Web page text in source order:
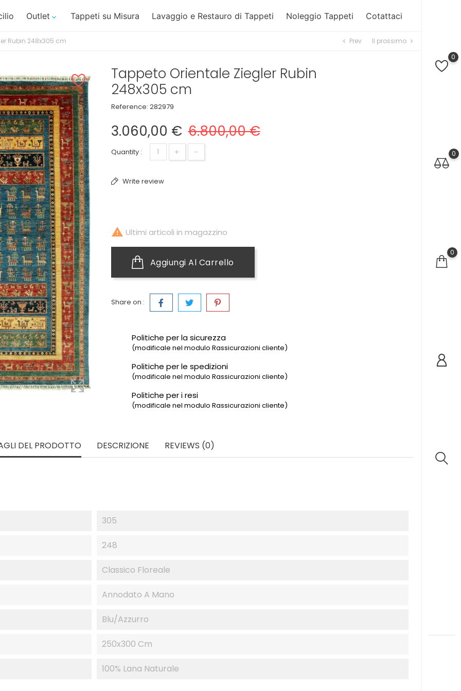
0
0
0
Outlet  Tappeti su Misura Lavaggio e Restauro di Tappeti Noleggio Tappeti Cotattaci
Rubin 248x305 cm chevron_left Prev Il prossimo chevron_right
Tappeto Orientale Ziegler Rubin
248x305 cm
Reference: 282979
3.060,00 € 6.800,00 €
Quantity : + -
Write review
 Ultimi articoli in magazzino
Aggiungi Al Carrello
Share on :
Politiche per la sicurezza
(modificale nel modulo Rassicurazioni cliente)
Politiche per le spedizioni
(modificale nel modulo Rassicurazioni cliente)
Politiche per i resi
(modificale nel modulo Rassicurazioni cliente)
DEL PRODOTTO DESCRIZIONE REVIEWS (0)
305
248
Classico Floreale
Annodato A Mano
Blu/Azzurro
250x300 Cm
100% Lana Naturale